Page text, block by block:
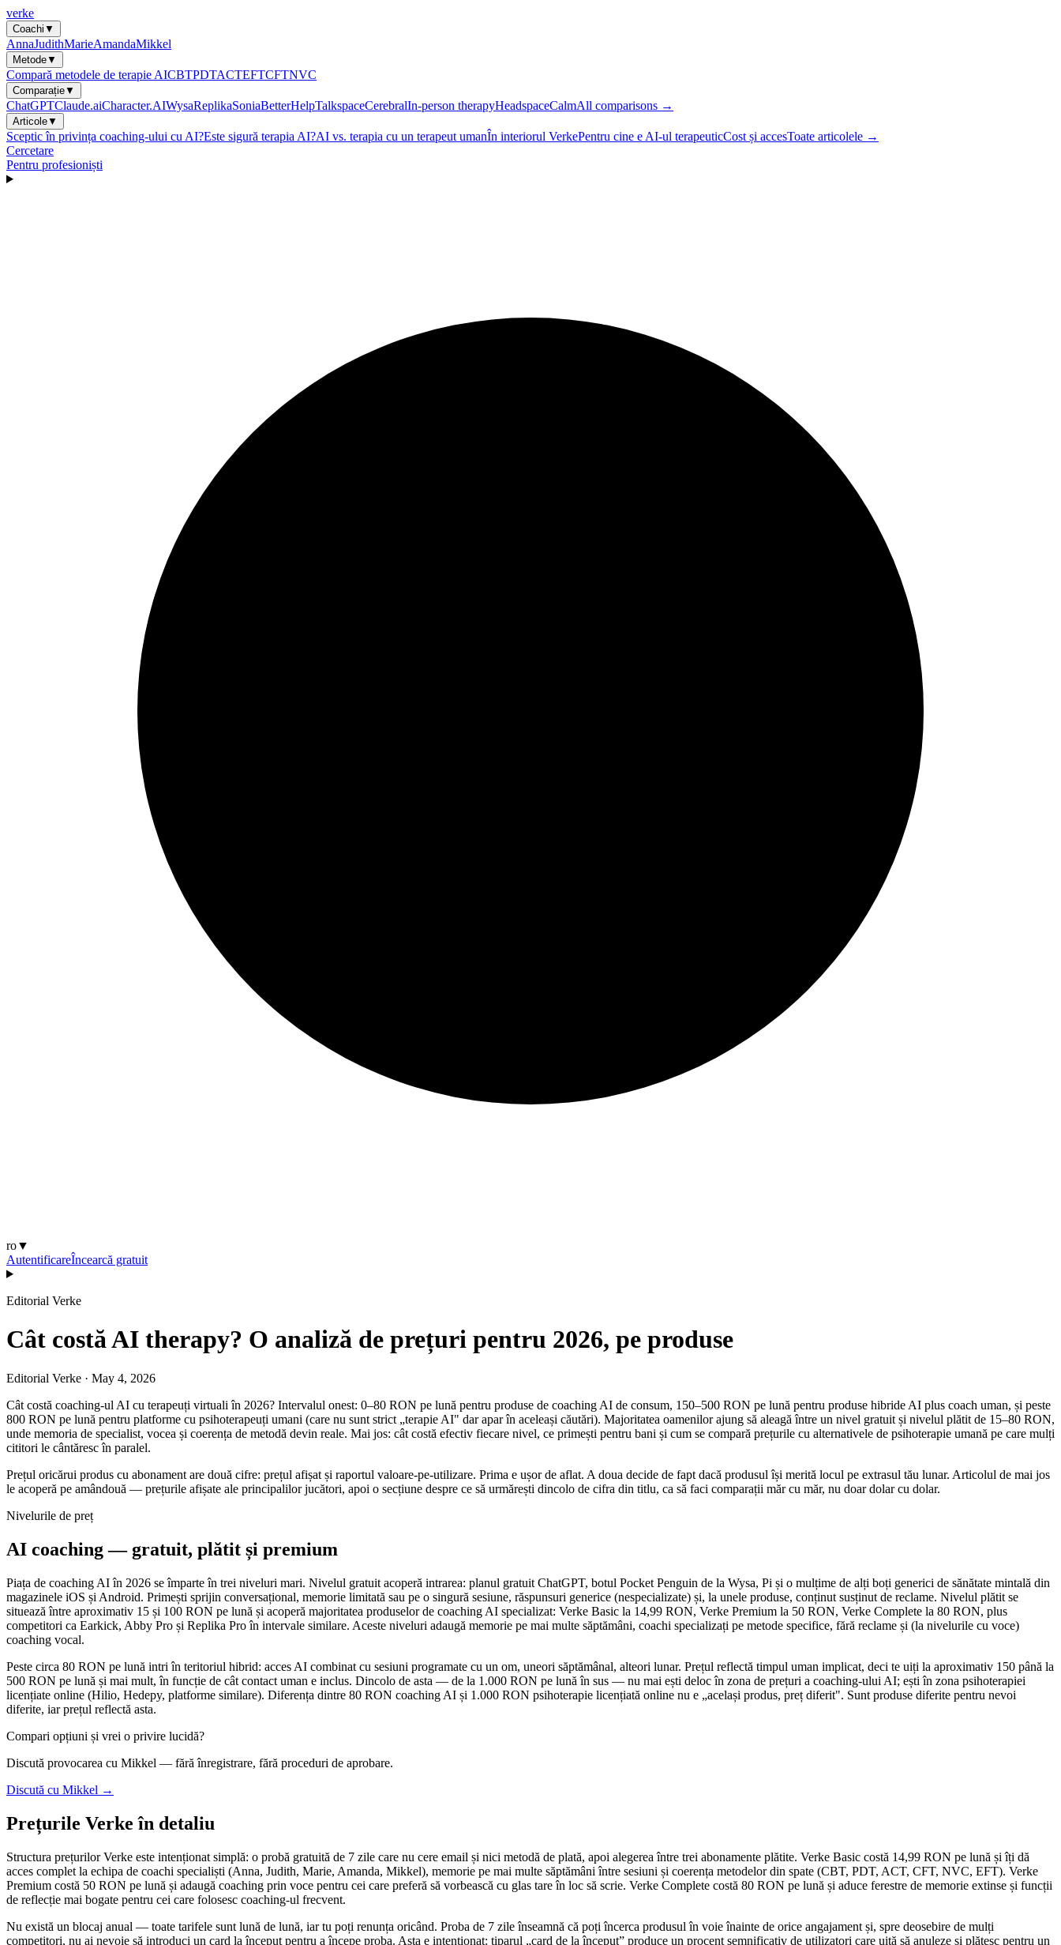
verke
Coachi ▼
AnnaJudithMarieAmandaMikkel
Metode▼
Compară metodele de terapie AICBTPDTACTEFTCFTNVC
Comparație▼
ChatGPTClaude.aiCharacter.AIWysaReplikaSoniaBetterHelpTalkspaceCerebralIn-person therapyHeadspaceCalmAll comparisons →
Articole▼
Sceptic în privința coaching-ului cu AI?Este sigură terapia AI?AI vs. terapia cu un terapeut umanÎn interiorul VerkePentru cine e AI-ul terapeuticCost și accesToate articolele →
Cercetare
Pentru profesioniști
ro▼
AutentificareÎncearcă gratuit
Editorial Verke
Cât costă AI therapy? O analiză de prețuri pentru 2026, pe produse
Editorial Verke · May 4, 2026
Cât costă coaching-ul AI cu terapeuți virtuali în 2026? Intervalul onest: 0–80 RON pe lună pentru produse de coaching AI de consum, 150–500 RON pe lună pentru produse hibride AI plus coach uman, și peste
800 RON pe lună pentru platforme cu psihoterapeuți umani (care nu sunt strict „terapie AI" dar apar în aceleași căutări). Majoritatea oamenilor ajung să aleagă între un nivel gratuit și nivelul plătit de 15–80 RON,
unde memoria de specialist, vocea și coerența de metodă devin reale. Mai jos: cât costă efectiv fiecare nivel, ce primești pentru bani și cum se compară prețurile cu alternativele de psihoterapie umană pe care mulți
cititori le cântăresc în paralel.
Prețul oricărui produs cu abonament are două cifre: prețul afișat și raportul valoare-pe-utilizare. Prima e ușor de aflat. A doua decide de fapt dacă produsul își merită locul pe extrasul tău lunar. Articolul de mai jos
le acoperă pe amândouă — prețurile afișate ale principalilor jucători, apoi o secțiune despre ce să urmărești dincolo de cifra din titlu, ca să faci comparații măr cu măr, nu doar dolar cu dolar.
Nivelurile de preț
AI coaching — gratuit, plătit și premium
Piața de coaching AI în 2026 se împarte în trei niveluri mari. Nivelul gratuit acoperă intrarea: planul gratuit ChatGPT, botul Pocket Penguin de la Wysa, Pi și o mulțime de alți boți generici de sănătate mintală din
magazinele iOS și Android. Primești sprijin conversațional, memorie limitată sau pe o singură sesiune, răspunsuri generice (nespecializate) și, la unele produse, conținut susținut de reclame. Nivelul plătit se
situează între aproximativ 15 și 100 RON pe lună și acoperă majoritatea produselor de coaching AI specializat: Verke Basic la 14,99 RON, Verke Premium la 50 RON, Verke Complete la 80 RON, plus
competitori ca Earkick, Abby Pro și Replika Pro în intervale similare. Aceste niveluri adaugă memorie pe mai multe săptămâni, coachi specializați pe metode specifice, fără reclame și (la nivelurile cu voce)
coaching vocal.
Peste circa 80 RON pe lună intri în teritoriul hibrid: acces AI combinat cu sesiuni programate cu un om, uneori săptămânal, alteori lunar. Prețul reflectă timpul uman implicat, deci te uiți la aproximativ 150 până la
500 RON pe lună și mai mult, în funcție de cât contact uman e inclus. Dincolo de asta — de la 1.000 RON pe lună în sus — nu mai ești deloc în zona de prețuri a coaching-ului AI; ești în zona psihoterapiei
licențiate online (Hilio, Hedepy, platforme similare). Diferența dintre 80 RON coaching AI și 1.000 RON psihoterapie licențiată online nu e „același produs, preț diferit". Sunt produse diferite pentru nevoi
diferite, iar prețul reflectă asta.
Compari opțiuni și vrei o privire lucidă?
Discută provocarea cu Mikkel — fără înregistrare, fără proceduri de aprobare.
Discută cu Mikkel →
Prețurile Verke în detaliu
Structura prețurilor Verke este intenționat simplă: o probă gratuită de 7 zile care nu cere email și nici metodă de plată, apoi alegerea între trei abonamente plătite. Verke Basic costă 14,99 RON pe lună și îți dă
acces complet la echipa de coachi specialiști (Anna, Judith, Marie, Amanda, Mikkel), memorie pe mai multe săptămâni între sesiuni și coerența metodelor din spate (CBT, PDT, ACT, CFT, NVC, EFT). Verke
Premium costă 50 RON pe lună și adaugă coaching prin voce pentru cei care preferă să vorbească cu glas tare în loc să scrie. Verke Complete costă 80 RON pe lună și aduce ferestre de memorie extinse și funcții
de reflecție mai bogate pentru cei care folosesc coaching-ul frecvent.
Nu există un blocaj anual — toate tarifele sunt lună de lună, iar tu poți renunța oricând. Proba de 7 zile înseamnă că poți încerca produsul în voie înainte de orice angajament și, spre deosebire de mulți
competitori, nu ai nevoie să introduci un card la început pentru a începe proba. Asta e intenționat: tiparul „card de la început” produce un procent semnificativ de utilizatori care uită să anuleze și plătesc pentru un